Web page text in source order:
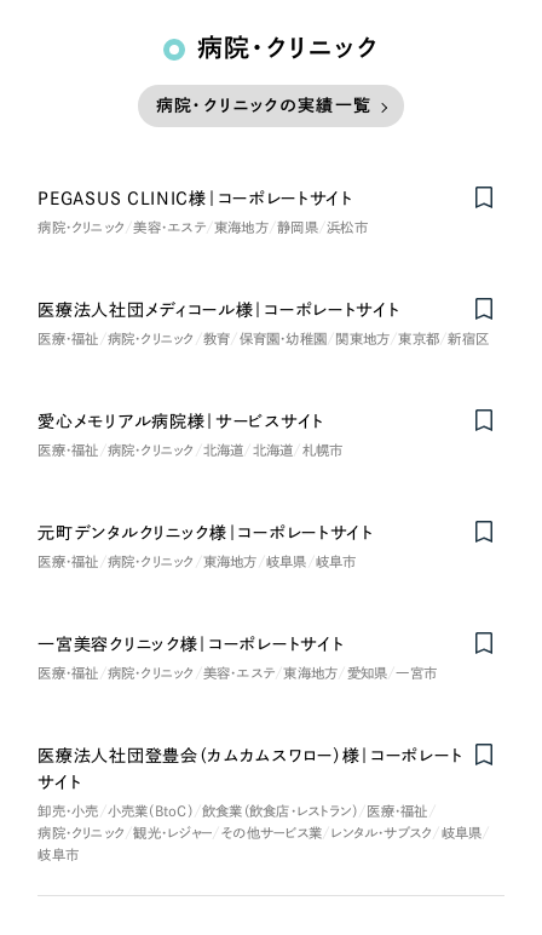
病院・クリニック
病院・クリニックの実績一覧
PEGASUS CLINIC様｜コーポレートサイト
病院・クリニック 美容・エステ 東海地方 静岡県 浜松市
Nominee
医療法人社団メディコール様｜コーポレートサイト
医療・福祉 病院・クリニック 教育 保育園・幼稚園 関東地方 東京都 新宿区
愛心メモリアル病院様｜サービスサイト
医療・福祉 病院・クリニック 北海道 北海道 札幌市
元町デンタルクリニック様｜コーポレートサイト
医療・福祉 病院・クリニック 東海地方 岐阜県 岐阜市
一宮美容クリニック様｜コーポレートサイト
医療・福祉 病院・クリニック 美容・エステ 東海地方 愛知県 一宮市
医療法人社団登豊会（カムカムスワロー）様｜コーポレート
サイト
卸売・小売 小売業（BtoC） 飲食業（飲食店・レストラン）
医療・福祉
病院・クリニック
観光・レジャー その他サービス業 レンタル・サブスク
岐阜県
岐阜市